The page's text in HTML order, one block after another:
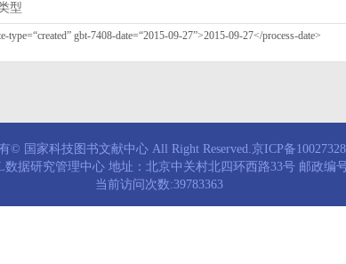
型
© 国家科技图书文献中心 All Right Reserved.京ICP备
数据研究管理中心 地址：北京中关村北四环西路33号 邮政编
当前访问次数:39783363